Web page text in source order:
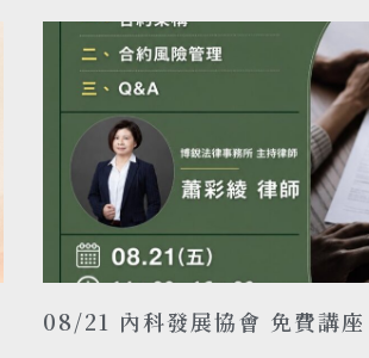
08/21 內科發展協會 免費講座